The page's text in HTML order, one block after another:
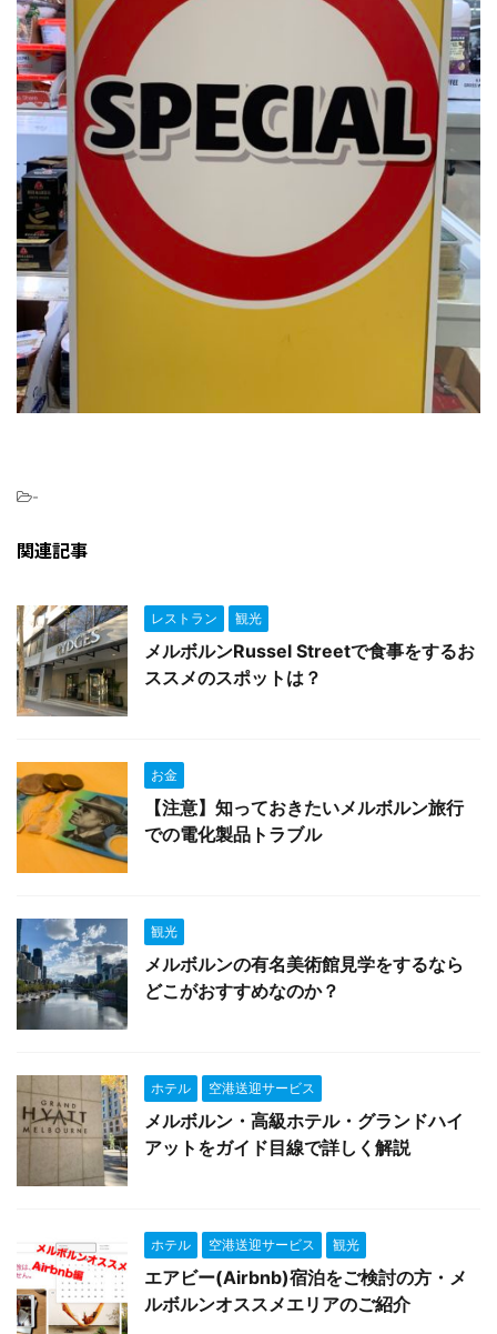
-
関連記事
レストラン 観光
メルボルンRussel Streetで食事をするお
ススメのスポットは？
お金
【注意】知っておきたいメルボルン旅行
での電化製品トラブル
観光
メルボルンの有名美術館見学をするなら
どこがおすすめなのか？
ホテル 空港送迎サービス
メルボルン・高級ホテル・グランドハイ
アットをガイド目線で詳しく解説
ホテル 空港送迎サービス 観光
エアビー(Airbnb)宿泊をご検討の方・メ
ルボルンオススメエリアのご紹介